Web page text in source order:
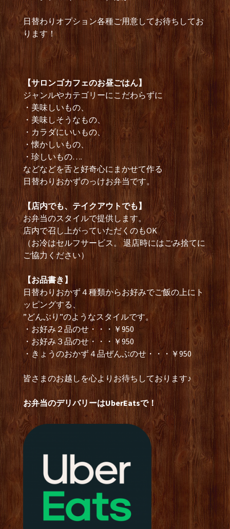
日替わりオプション各種ご用意してお待ちしてお
ります！
【サロンゴカフェのお昼ごはん】
ジャンルやカテゴリーにこだわらずに
・美味しいもの、
・美味しそうなもの、
・カラダにいいもの、
・懐かしいもの、
・珍しいもの….
などなどを舌と好奇心にまかせて作る
日替わりおかずのっけお弁当です。
【店内でも、テイクアウトでも】
お弁当のスタイルで提供します。
店内で召し上がっていただくのもOK
（お冷はセルフサービス。 退店時にはごみ捨てに
ご協力ください）
【お品書き】
日替わりおかず４種類からお好みでご飯の上にト
ッピングする、
”どんぶり”のようなスタイルです。
・お好み２品のせ・・・￥950
・お好み３品のせ・・・￥950
・きょうのおかず４品ぜんぶのせ・・・￥950
皆さまのお越しを心よりお待ちしております♪
お弁当のデリバリーはUberEatsで！